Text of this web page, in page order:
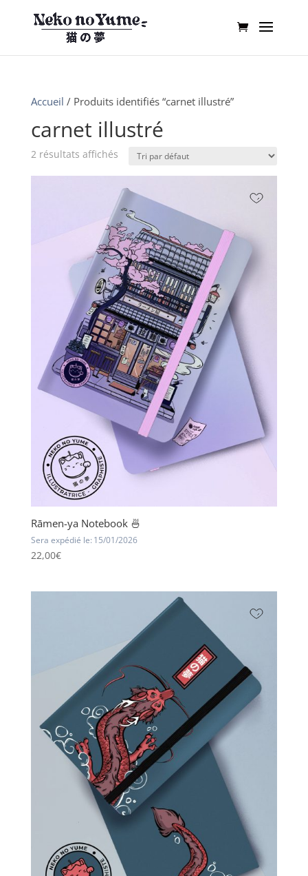
Accueil / Produits identifiés “carnet illustré”
carnet illustré
2 résultats affichés
Rāmen-ya Notebook 🍜
Sera expédié le: 15/01/2026
22,00€